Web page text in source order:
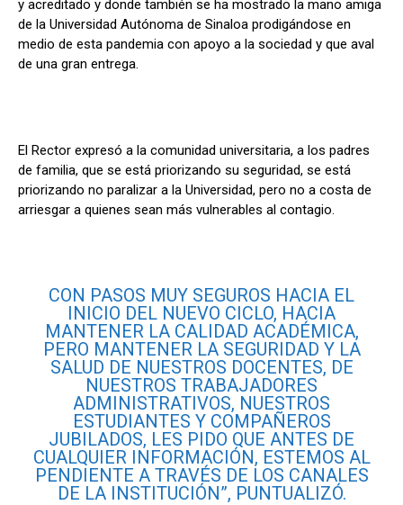
y acreditado y donde también se ha mostrado la mano amiga
de la Universidad Autónoma de Sinaloa prodigándose en
medio de esta pandemia con apoyo a la sociedad y que aval
de una gran entrega.
El Rector expresó a la comunidad universitaria, a los padres
de familia, que se está priorizando su seguridad, se está
priorizando no paralizar a la Universidad, pero no a costa de
arriesgar a quienes sean más vulnerables al contagio.
CON PASOS MUY SEGUROS HACIA EL
INICIO DEL NUEVO CICLO, HACIA
MANTENER LA CALIDAD ACADÉMICA,
PERO MANTENER LA SEGURIDAD Y LA
SALUD DE NUESTROS DOCENTES, DE
NUESTROS TRABAJADORES
ADMINISTRATIVOS, NUESTROS
ESTUDIANTES Y COMPAÑEROS
JUBILADOS, LES PIDO QUE ANTES DE
CUALQUIER INFORMACIÓN, ESTEMOS AL
PENDIENTE A TRAVÉS DE LOS CANALES
DE LA INSTITUCIÓN”, PUNTUALIZÓ.